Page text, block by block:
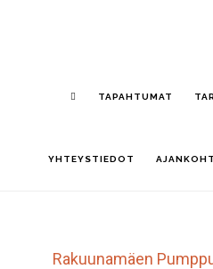
TAPAHTUMAT
YHTEYSTIEDOT
Rakuunamäen